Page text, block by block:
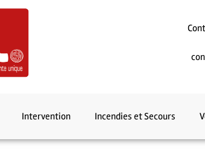
Intervention Incendies et Secours